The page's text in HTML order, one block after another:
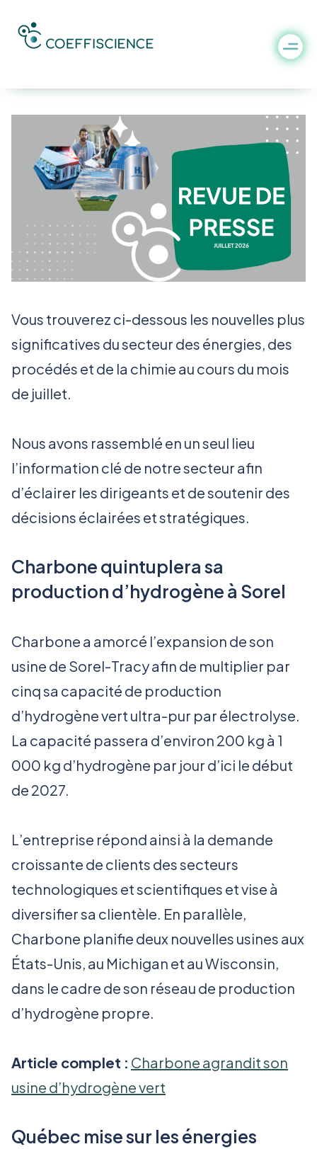
La revue de presse du mois
Vous trouverez ci-dessous les nouvelles plus
significatives du secteur des énergies, des
procédés et de la chimie au cours du mois
de juillet.
Nous avons rassemblé en un seul lieu
l’information clé de notre secteur afin
d’éclairer les dirigeants et de soutenir des
décisions éclairées et stratégiques.
Charbone quintuplera sa
production d’hydrogène à Sorel
Charbone a amorcé l’expansion de son
usine de Sorel-Tracy afin de multiplier par
cinq sa capacité de production
d’hydrogène vert ultra-pur par électrolyse.
La capacité passera d’environ 200 kg à 1
000 kg d’hydrogène par jour d’ici le début
de 2027.
L’entreprise répond ainsi à la demande
croissante de clients des secteurs
technologiques et scientifiques et vise à
diversifier sa clientèle. En parallèle,
Charbone planifie deux nouvelles usines aux
États-Unis, au Michigan et au Wisconsin,
dans le cadre de son réseau de production
d’hydrogène propre.
Article complet : Charbone agrandit son
usine d’hydrogène vert
Québec mise sur les énergies